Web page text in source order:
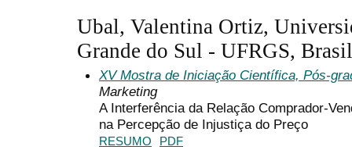
Ubal, Valentina Ortiz,
Grande do Sul - UFRGS, Brasil
XV Mostra de Iniciação Científica, Pós-
Marketing
A Interferência da Relação Comprador-
na Percepção de Injustiça do Preço
RESUMO PDF